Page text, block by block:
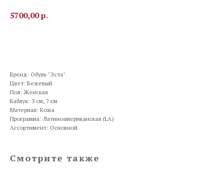
5700,00р.
Бренд: Обувь "Эста"
Цвет: Бежевый
Пол: Женская
Каблук: 5 см, 7 см
Материал: Кожа
Программа: Латиноамериканская (LA)
Ассортимент: Основной
Смотрите также